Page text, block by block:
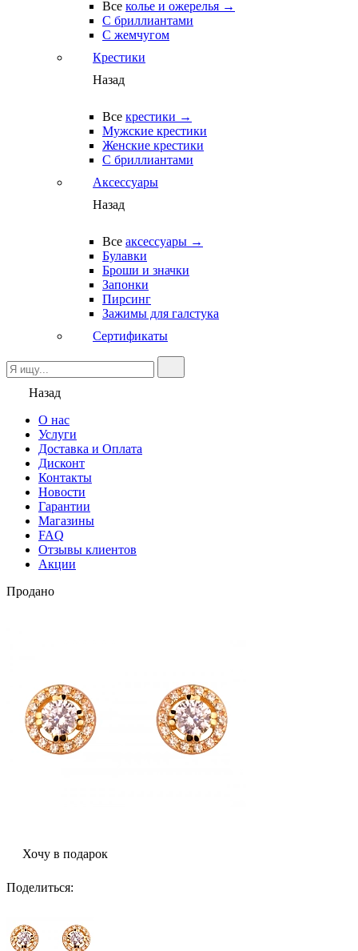
Все колье и ожерелья →
С бриллиантами
С жемчугом
Крестики
Назад
Все крестики →
Мужские крестики
Женские крестики
С бриллиантами
Аксессуары
Назад
Все аксессуары →
Булавки
Броши и значки
Запонки
Пирсинг
Зажимы для галстука
Сертификаты
Назад
О нас
Услуги
Доставка и Оплата
Дисконт
Контакты
Новости
Гарантии
Магазины
FAQ
Отзывы клиентов
Акции
Продано
Хочу в подарок
Поделиться: